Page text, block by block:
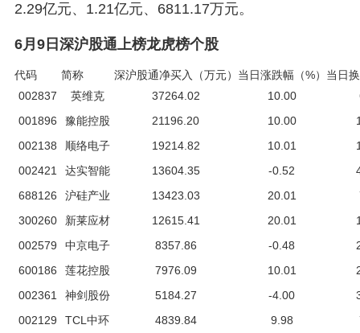
2.29亿元、1.21亿元、6811.17万元。
6月9日深沪股通上榜龙虎榜个股
代码 简称 深沪股通净买入（万元） 当日涨跌幅（%） 当日
002837
英维克 37264.02 10.00
001896
豫能控股 21196.20 10.00
002138
顺络电子 19214.82 10.01
002421
达实智能 13604.35 -0.52
688126
沪硅产业 13423.03 20.01
300260
新莱应材 12615.41 20.01
002579
中京电子 8357.86 -0.48
600186
莲花控股 7976.09 10.01
002361
神剑股份 5184.27 -4.00
002129
TCL中环 4839.84 9.98